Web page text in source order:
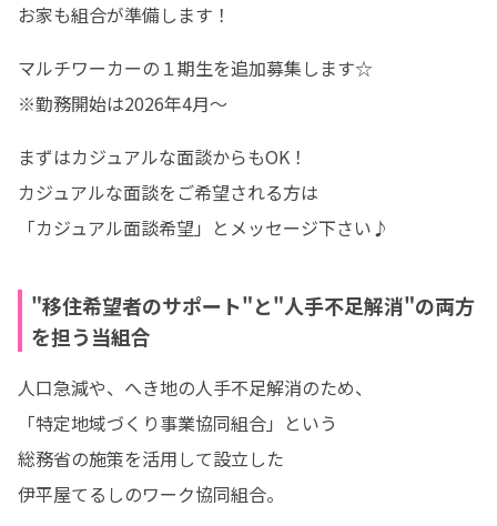
お家も組合が準備します！
マルチワーカーの１期生を追加募集します☆
※勤務開始は2026年4月～
まずはカジュアルな面談からもOK！
カジュアルな面談をご希望される方は
「カジュアル面談希望」とメッセージ下さい♪
"移住希望者のサポート"と"人手不足解消"の両方
を担う当組合
人口急減や、へき地の人手不足解消のため、
「特定地域づくり事業協同組合」という
総務省の施策を活用して設立した
伊平屋てるしのワーク協同組合。